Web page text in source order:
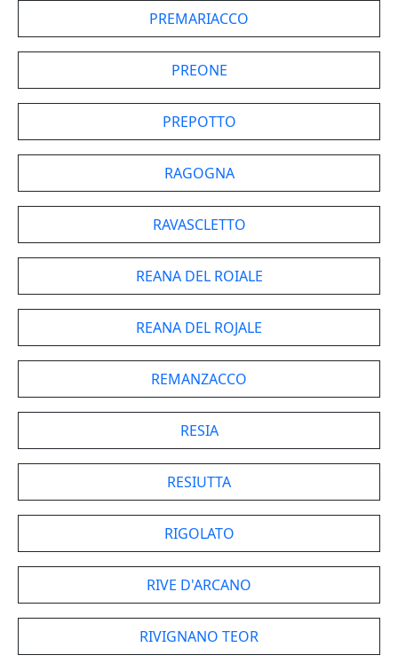
PREMARIACCO
PREONE
PREPOTTO
RAGOGNA
RAVASCLETTO
REANA DEL ROIALE
REANA DEL ROJALE
REMANZACCO
RESIA
RESIUTTA
RIGOLATO
RIVE D'ARCANO
RIVIGNANO TEOR